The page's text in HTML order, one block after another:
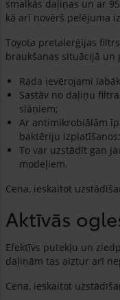
smalkās daļiņas un ar
kā arī novērš pelējuma
Toyota pretalerģijas
braukšanas situācijā un
Rada ievērojami
Sastāv no daļiņu
slāņiem;
Ar antimikrobiālām
baktēriju izplatīšanos;
To var uzstādīt gan
modeļiem.
Cena, ieskaitot
Aktīvās
Efektīvs putekļu un
daļiņām tas aiztur arī
Cena, ieskaitot